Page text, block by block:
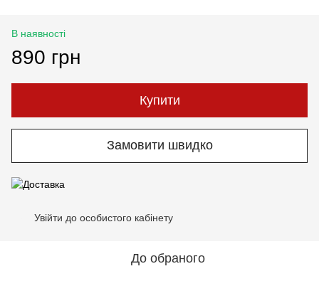
В наявності
890 грн
Купити
Замовити швидко
Увійти до особистого кабінету
До обраного